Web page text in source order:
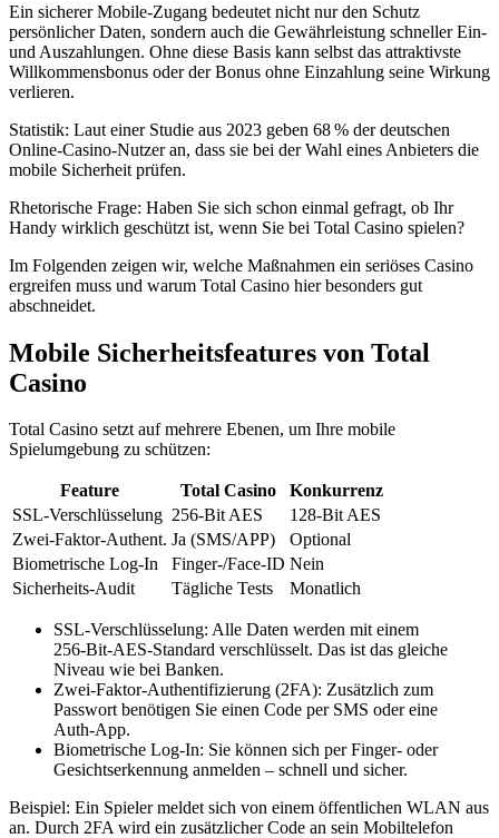
Ein sicherer Mobile‑Zugang bedeutet nicht nur den Schutz
persönlicher Daten, sondern auch die Gewährleistung schneller Ein‑
und Auszahlungen. Ohne diese Basis kann selbst das attraktivste
Willkommensbonus oder der Bonus ohne Einzahlung seine Wirkung
verlieren.
Statistik: Laut einer Studie aus 2023 geben 68 % der deutschen
Online‑Casino‑Nutzer an, dass sie bei der Wahl eines Anbieters die
mobile Sicherheit prüfen.
Rhetorische Frage: Haben Sie sich schon einmal gefragt, ob Ihr
Handy wirklich geschützt ist, wenn Sie bei Total Casino spielen?
Im Folgenden zeigen wir, welche Maßnahmen ein seriöses Casino
ergreifen muss und warum Total Casino hier besonders gut
abschneidet.
Mobile Sicherheitsfeatures von Total
Casino
Total Casino setzt auf mehrere Ebenen, um Ihre mobile
Spielumgebung zu schützen:
Feature Total Casino
Konkurrenz
SSL‑Verschlüsselung 256‑Bit AES
128‑Bit AES
Zwei‑Faktor‑Authent. Ja (SMS/APP)
Optional
Biometrische Log‑In
Finger‑/Face-ID Nein
Sicherheits‑Audit
Tägliche Tests Monatlich
SSL‑Verschlüsselung: Alle Daten werden mit einem
256‑Bit‑AES‑Standard verschlüsselt. Das ist das gleiche
Niveau wie bei Banken.
Zwei‑Faktor‑Authentifizierung (2FA): Zusätzlich zum
Passwort benötigen Sie einen Code per SMS oder eine
Auth‑App.
Biometrische Log‑In: Sie können sich per Finger‑ oder
Gesichtserkennung anmelden – schnell und sicher.
Beispiel: Ein Spieler meldet sich von einem öffentlichen WLAN aus
an. Durch 2FA wird ein zusätzlicher Code an sein Mobiltelefon